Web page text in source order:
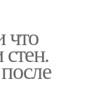
что